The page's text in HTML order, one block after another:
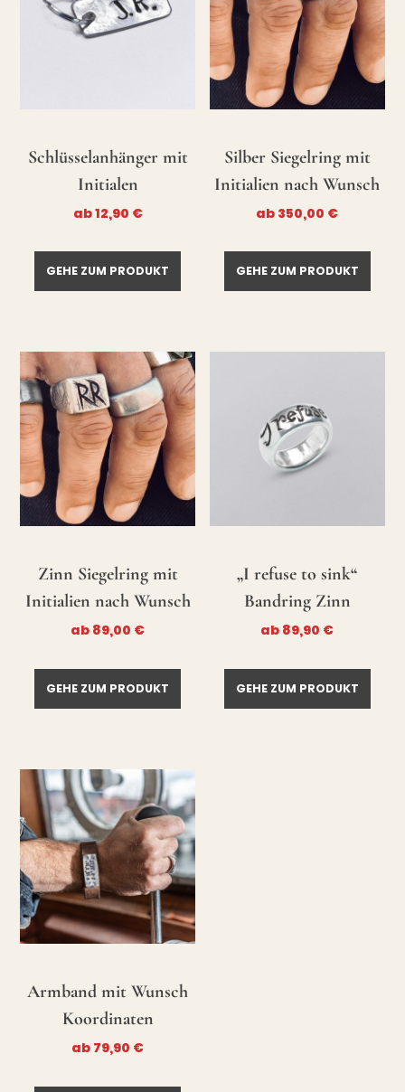
Schlüsselanhänger mit
Initialen
ab12,90 €
GEHE ZUM PRODUKT
Silber Siegelring mit
Initialien nach Wunsch
ab 350,00 €
GEHE ZUM PRODUKT
Zinn Siegelring mit
Initialien nach Wunsch
ab 89,00 €
GEHE ZUM PRODUKT
„I refuse to sink“
Bandring Zinn
ab 89,90 €
GEHE ZUM PRODUKT
Armband mit Wunsch
Koordinaten
ab 79,90 €